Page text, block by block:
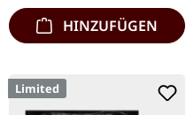
HINZUFÜGEN
Limited